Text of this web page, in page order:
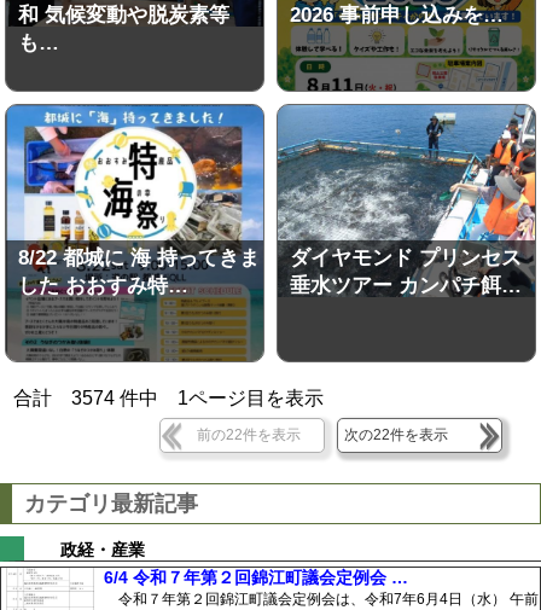
和 気候変動や脱炭素等
も…
2026 事前申し込みを…
8/22 都城に 海 持ってきま
した おおすみ特…
ダイヤモンド プリンセス
垂水ツアー カンパチ餌…
合計3574 件中 1ページ目を表示
前の22件を表示 次の22件を表示
カテゴリ最新記事
政経・産業
6/4 令和７年第２回錦江町議会定例会 …
令和７年第２回錦江町議会定例会は、令和7年6月4日（水） 午前